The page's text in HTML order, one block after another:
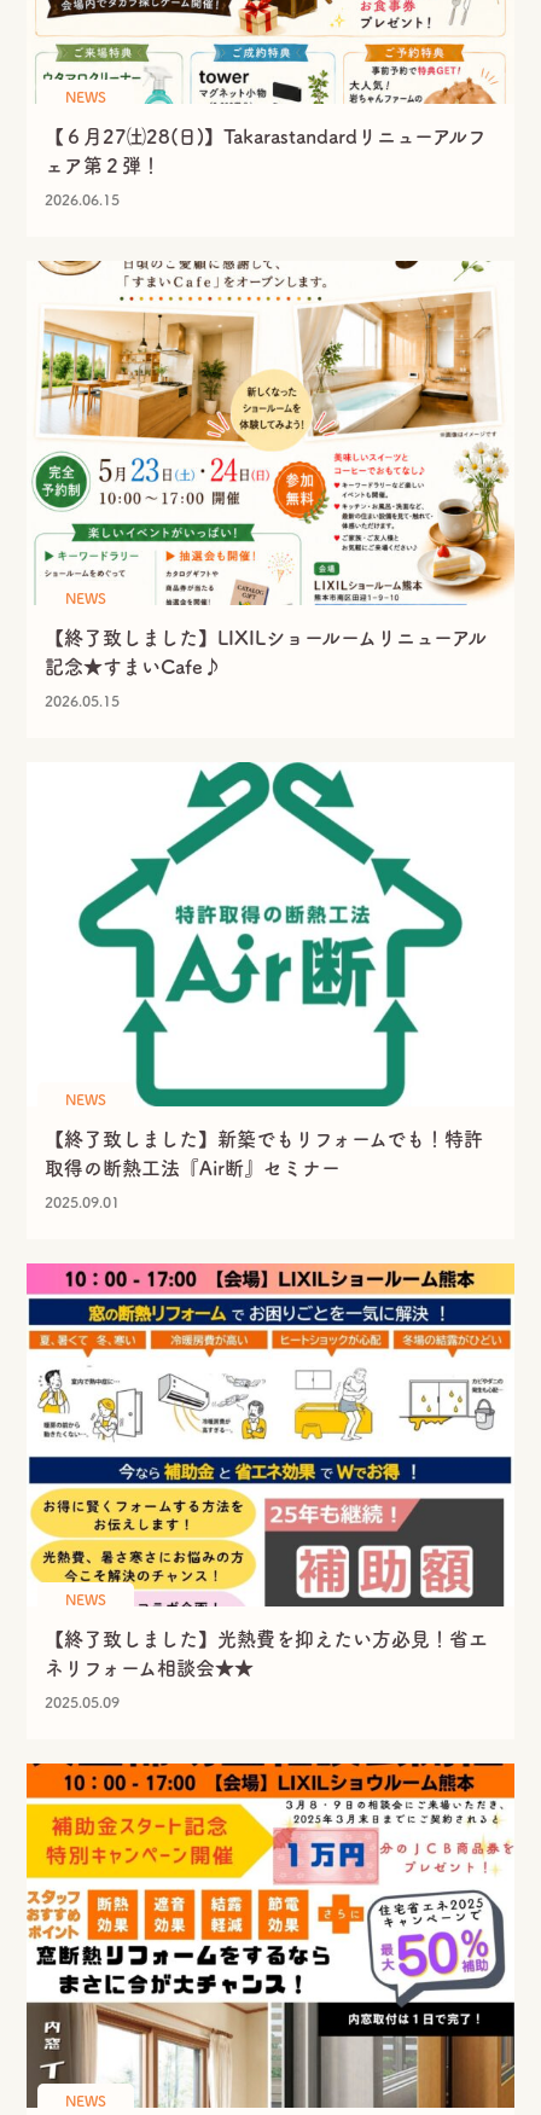
NEWS
【６月27㈯28(日)】Takarastandardリニューアルフ
ェア第２弾！
2026.06.15
NEWS
【終了致しました】LIXILショールームリニューアル
記念★すまいCafe♪
2026.05.15
NEWS
【終了致しました】新築でもリフォームでも！特許
取得の断熱工法『Air断』セミナー
2025.09.01
NEWS
【終了致しました】光熱費を抑えたい方必見！省エ
ネリフォーム相談会★★
2025.05.09
NEWS